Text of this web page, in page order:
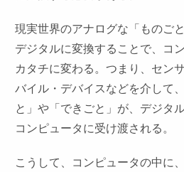
現実世界のアナログな「ものご
デジタルに変換することで、コ
カタチに変わる。つまり、セン
バイル・デバイスなどを介して
と」や「できごと」が、デジタ
コンピュータに受け渡される。
こうして、コンピュータの中に